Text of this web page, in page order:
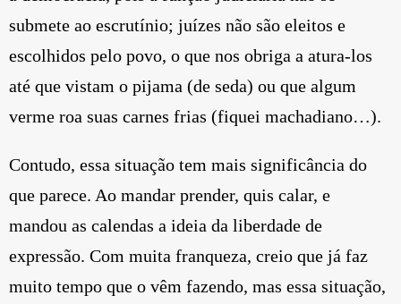
submete ao escrutínio; juízes não são eleitos e
escolhidos pelo povo, o que nos obriga a atura-los
até que vistam o pijama (de seda) ou que algum
verme roa suas carnes frias (fiquei machadiano…).
Contudo, essa situação tem mais significância do
que parece. Ao mandar prender, quis calar, e
mandou as calendas a ideia da liberdade de
expressão. Com muita franqueza, creio que já faz
muito tempo que o vêm fazendo, mas essa situação,